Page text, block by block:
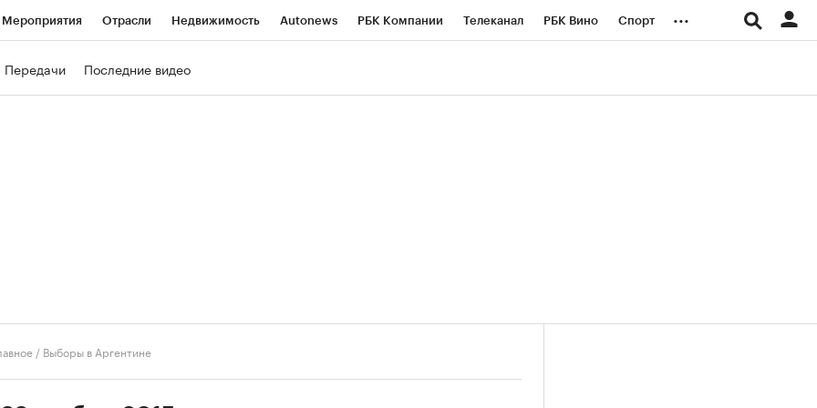
Мероприятия Отрасли Недвижимость Autonews РБК Компании Телеканал РБК Вино Спорт ...
Передачи Последние видео
/ Выборы в Аргентине